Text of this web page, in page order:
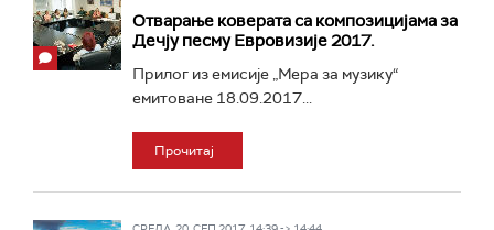
Отварање коверата са композицијама за
Дечју песму Евровизије 2017.
Прилог из емисије „Мера за музику“
емитоване 18.09.2017...
Прочитај